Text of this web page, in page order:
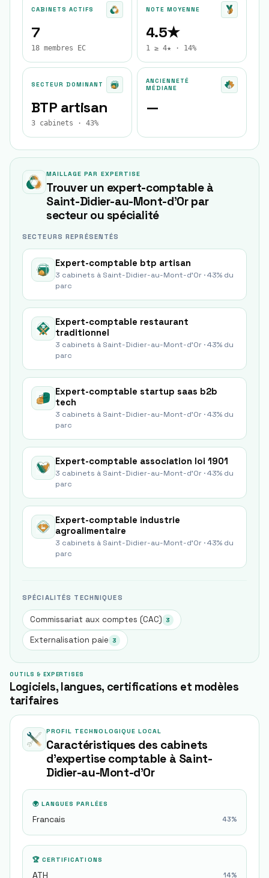
CABINETS ACTIFS
7
18 membres EC
NOTE MOYENNE
4.5★
1 ≥ 4★ · 14%
SECTEUR DOMINANT
BTP artisan
3 cabinets · 43%
ANCIENNETÉ
MÉDIANE
—
MAILLAGE PAR EXPERTISE
Trouver un expert-comptable à
Saint-Didier-au-Mont-d'Orpar
secteur ou spécialité
SECTEURS REPRÉSENTÉS
Expert-comptable btp artisan
3 cabinets à Saint-Didier-au-Mont-d'Or ·43% du
parc
Expert-comptable restaurant
traditionnel
3 cabinets à Saint-Didier-au-Mont-d'Or ·43% du
parc
Expert-comptable startup saas b2b
tech
3 cabinets à Saint-Didier-au-Mont-d'Or ·43% du
parc
Expert-comptable association loi 1901
3 cabinets à Saint-Didier-au-Mont-d'Or ·43% du
parc
Expert-comptable industrie
agroalimentaire
3 cabinets à Saint-Didier-au-Mont-d'Or ·43% du
parc
SPÉCIALITÉS TECHNIQUES
Commissariat aux comptes (CAC) 3
Externalisation paie 3
OUTILS & EXPERTISES
Logiciels, langues, certifications et modèles
tarifaires
PROFIL TECHNOLOGIQUE LOCAL
Caractéristiques des cabinets
d'expertise comptable à Saint-
Didier-au-Mont-d'Or
🌍 LANGUES PARLÉES
Francais 43%
🏆 CERTIFICATIONS
ATH 14%